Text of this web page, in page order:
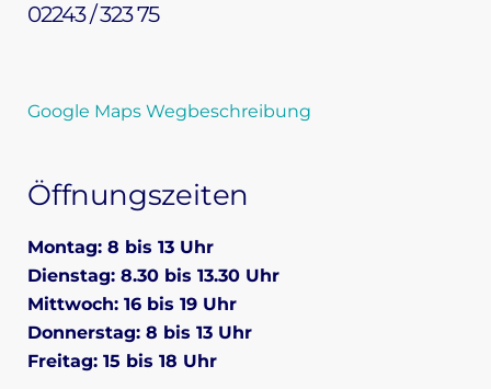
02243 / 323 75
Google Maps Wegbeschreibung
Öffnungszeiten
Montag: 8 bis 13 Uhr
Dienstag: 8.30 bis 13.30 Uhr
Mittwoch: 16 bis 19 Uhr
Donnerstag: 8 bis 13 Uhr
Freitag: 15 bis 18 Uhr